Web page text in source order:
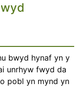
bwyd hynaf yn y
unrhyw fwyd da
pobl yn mynd yn